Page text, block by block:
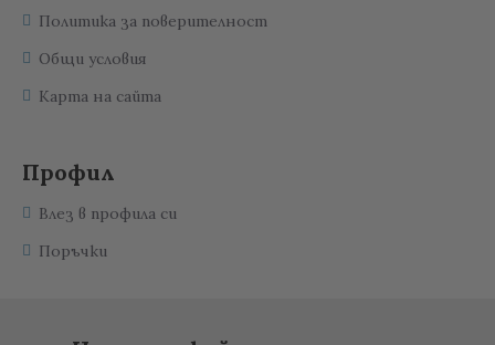
Политика за поверителност
Общи условия
Карта на сайта
Профил
Влез в профила си
Поръчки